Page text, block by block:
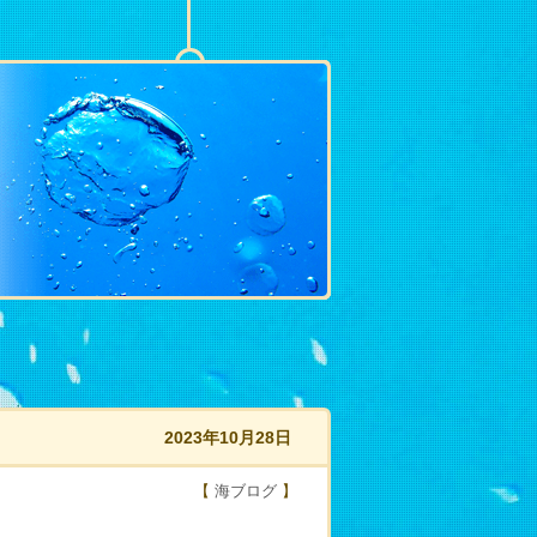
2023年10月28日
【 海ブログ 】